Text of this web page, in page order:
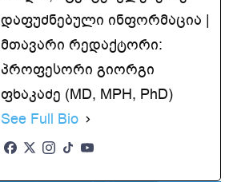
დაფუძნებული ინფორმაცია |
მთავარი რედაქტორი:
პროფესორი გიორგი
ფხაკაძე (MD, MPH, PhD)
See Full Bio